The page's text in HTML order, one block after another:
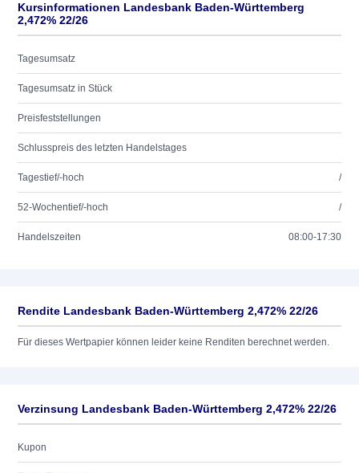
Kursinformationen Landesbank Baden-Württemberg
2,472% 22/26
Tagesumsatz
Tagesumsatz in Stück
Preisfeststellungen
Schlusspreis des letzten Handelstages
Tagestief/-hoch /
52-Wochentief/-hoch /
Handelszeiten 08:00-17:30
Rendite Landesbank Baden-Württemberg 2,472% 22/26
Für dieses Wertpapier können leider keine Renditen berechnet werden.
Verzinsung Landesbank Baden-Württemberg 2,472% 22/26
Kupon